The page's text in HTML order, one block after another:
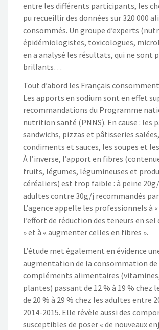
entre les différents participants, les
pu recueillir des données sur 320 000
consommés. Un groupe d’experts
épidémiologistes, toxicologues,
en a analysé les résultats, qui ne sont
brillants…
Tout d’abord les Français
Les apports en sodium sont en effet
recommandations du Programme
nutrition santé (PNNS). En cause : les
sandwichs, pizzas et pâtisseries
condiments et sauces, les soupes et
À l’inverse, l’apport en fibres
fruits, légumes, légumineuses et
céréaliers) est trop faible : à peine
adultes contre 30g/j recommandés par
L’agence appelle les professionnels à
l’effort de réduction des teneurs en
» et à « augmenter celles en fibres ».
L’étude met également en évidence
augmentation de la consommation de
compléments alimentaires
plantes) passant de 12 % à 19 % chez
de 20 % à 29 % chez les adultes entre
2014-2015. Elle révèle aussi des
susceptibles de poser « de nouveaux